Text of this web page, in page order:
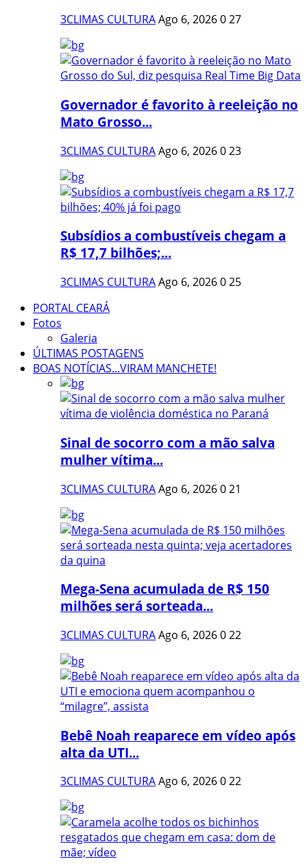
3CLIMAS CULTURAAgo 6, 2026027
Governador é favorito à reeleição no
Mato Grosso...
3CLIMAS CULTURAAgo 6, 2026023
Subsídios a combustíveis chegam a
R$ 17,7 bilhões;...
3CLIMAS CULTURAAgo 6, 2026025
PORTAL CEARÁ
Fotos
Galeria
ÚLTIMAS POSTAGENS
BOAS NOTÍCIAS...VIRAM MANCHETE!
Sinal de socorro com a mão salva
mulher vítima...
3CLIMAS CULTURAAgo 6, 2026021
Mega-Sena acumulada de R$ 150
milhões será sorteada...
3CLIMAS CULTURAAgo 6, 2026022
Bebê Noah reaparece em vídeo após
alta da UTI...
3CLIMAS CULTURAAgo 6, 2026022